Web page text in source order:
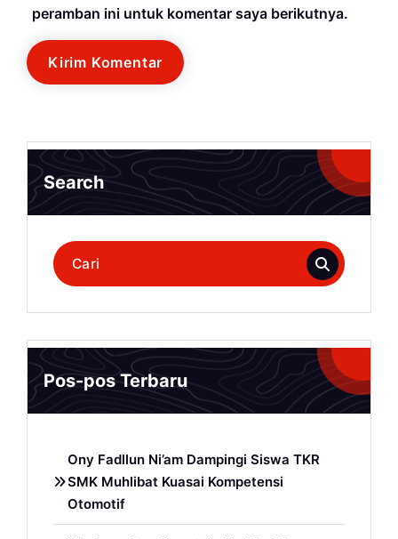
peramban ini untuk komentar saya berikutnya.
Search
Pencarian
untuk:
Pos-pos Terbaru
Ony Fadllun Ni’am Dampingi Siswa TKR
SMK Muhlibat Kuasai Kompetensi
Otomotif